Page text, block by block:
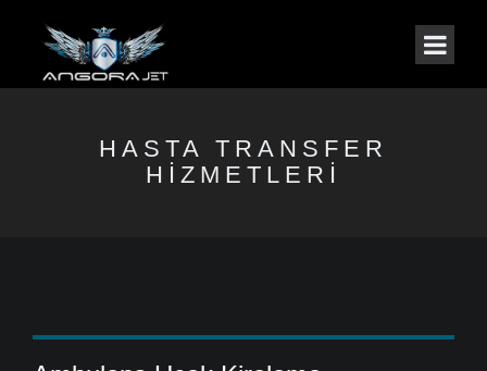
HASTA TRANSFER
HIZMETLERI